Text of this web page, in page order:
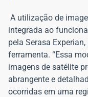
A utilização de
integrada ao
pela Serasa
ferramenta. “Essa
imagens de satélite
abrangente e
ocorridas em uma